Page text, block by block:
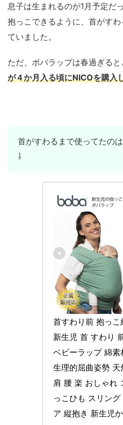
息子は生まれるのが1月予定だ
抱っこできるように、首がす
ていました。
ただ、ボバラップは春過ぎると
が４か月入る頃にNICOを購入
首がすわるまで使ってたの
⇩
首すわり前 抱っこ
新生児 首 すわり
ベビーラップ 綿素
生理的屈曲姿勢
肩 腰 楽 おしゃれ
っこひも スリング
ア 縦抱き 新生児